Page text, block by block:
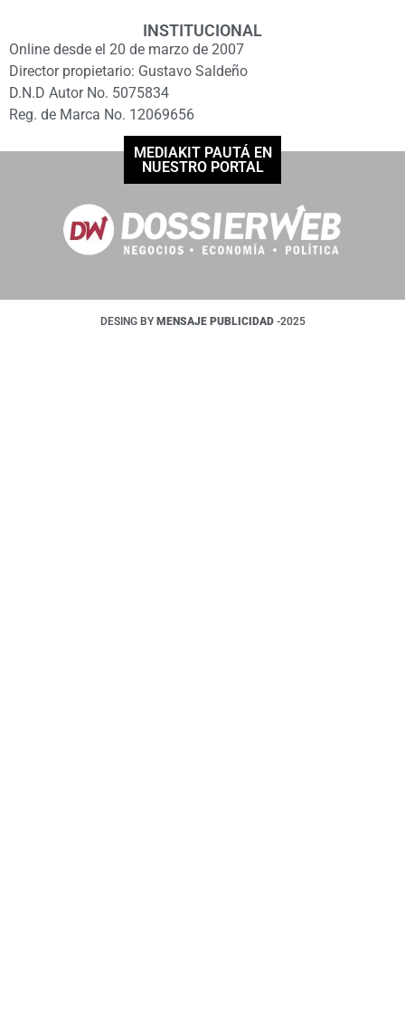
INSTITUCIONAL
Online desde el 20 de marzo de 2007
Director propietario: Gustavo Saldeño
D.N.D Autor No. 5075834
Reg. de Marca No. 12069656
MEDIAKIT PAUTÁ EN
NUESTRO PORTAL
DESING BY MENSAJE PUBLICIDAD -2025